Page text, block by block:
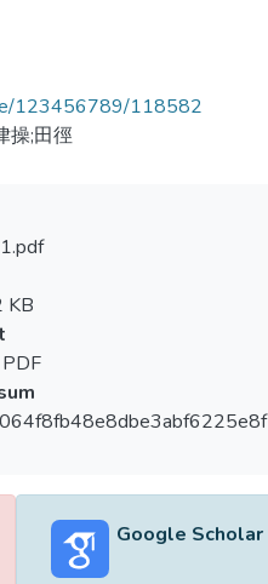
123456789/118582
操;田徑
KB
Google Scholar